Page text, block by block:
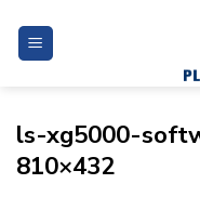
content
ls-xg5000-
810×432